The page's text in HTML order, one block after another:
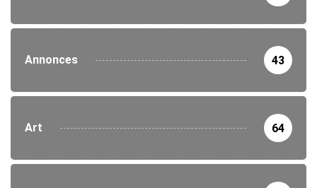
Annonces 43
Art 64